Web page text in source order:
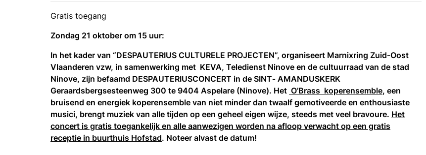
Gratis toegang
Zondag 21 oktober om 15 uur:
In het kader van “DESPAUTERIUS CULTURELE PROJECTEN”, organiseert Marnixring Zuid‐Oost
Vlaanderen vzw, in samenwerking met KEVA, Teledienst Ninove en de cultuurraad van de stad
Ninove, zijn befaamd DESPAUTERIUSCONCERT in de SINT‐ AMANDUSKERK
Geraardsbergsesteenweg 300 te 9404 Aspelare (Ninove). Het O’Brass koperensemble, een
bruisend en energiek koperensemble van niet minder dan twaalf gemotiveerde en enthousiaste
musici, brengt muziek van alle tijden op een geheel eigen wijze, steeds met veel bravoure. Het
concert is gratis toegankelijk en alle aanwezigen worden na afloop verwacht op een gratis
receptie in buurthuis Hofstad. Noteer alvast de datum!